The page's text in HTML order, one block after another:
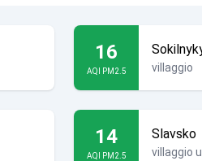
16
AQI PM2.5 villaggio
14
AQI PM2.5
Slavsko
villaggio